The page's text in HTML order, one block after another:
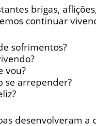
brigas,
continuar
sofrimentos?
vou?
se arrepender?
desenvolveram a